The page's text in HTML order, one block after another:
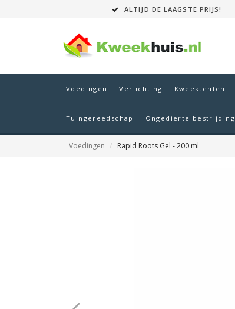
ALTIJD DE LAAGSTE PRIJS!
Voedingen Verlichting Kweektenten
Tuingereedschap Ongedierte bestrijding
Voedingen Rapid Roots Gel - 200 ml